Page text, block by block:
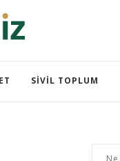
SIVIL TOPLUM